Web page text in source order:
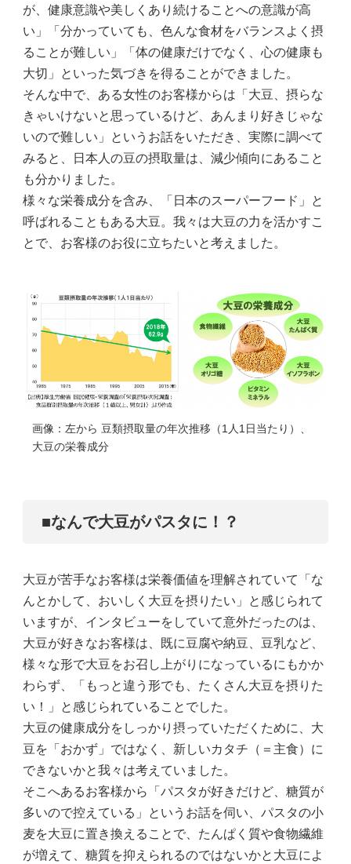
が、健康意識や美しくあり続けることへの意識が高
い」「分かっていても、色んな食材をバランスよく摂
ることが難しい」「体の健康だけでなく、心の健康も
大切」といった気づきを得ることができました。
そんな中で、ある女性のお客様からは「大豆、摂らな
きゃいけないと思っているけど、あんまり好きじゃな
いので難しい」というお話をいただき、実際に調べて
みると、日本人の豆の摂取量は、減少傾向にあること
も分かりました。
様々な栄養成分を含み、「日本のスーパーフード」と
呼ばれることもある大豆。我々は大豆の力を活かすこ
とで、お客様のお役に立ちたいと考えました。
画像：左から 豆類摂取量の年次推移（1人1日当たり）、
大豆の栄養成分
■なんで大豆がパスタに！？
大豆が苦手なお客様は栄養価値を理解されていて「な
んとかして、おいしく大豆を摂りたい」と感じられて
いますが、インタビューをしていて意外だったのは、
大豆が好きなお客様は、既に豆腐や納豆、豆乳など、
様々な形で大豆をお召し上がりになっているにもかか
わらず、「もっと違う形でも、たくさん大豆を摂りた
い！」と感じられていることでした。
大豆の健康成分をしっかり摂っていただくために、大
豆を「おかず」ではなく、新しいカタチ（＝主食）に
できないかと我々は考えていました。
そこへあるお客様から「パスタが好きだけど、糖質が
多いので控えている」というお話を伺い、パスタの小
麦を大豆に置き換えることで、たんぱく質や食物繊維
が増えて、糖質を抑えられるのではないかと大豆によ